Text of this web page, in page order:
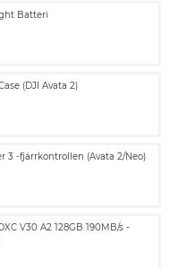
Batteri
(DJI Avata 2)
3 -fjärrkontrollen (Avata 2/Neo)
V30 A2 128GB 190MB/s -